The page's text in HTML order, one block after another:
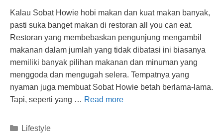
Kalau Sobat Howie hobi makan dan kuat makan banyak,
pasti suka banget makan di restoran all you can eat.
Restoran yang membebaskan pengunjung mengambil
makanan dalam jumlah yang tidak dibatasi ini biasanya
memiliki banyak pilihan makanan dan minuman yang
menggoda dan mengugah selera. Tempatnya yang
nyaman juga membuat Sobat Howie betah berlama-lama.
Tapi, seperti yang … Read more
Categories
Lifestyle